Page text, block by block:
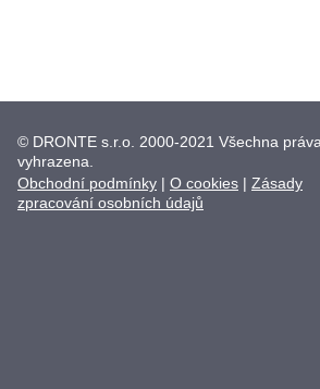
© DRONTE s.r.o. 2000-2021 Všechna práva
vyhrazena.
Obchodní podmínky | O cookies | Zásady
zpracování osobních údajů